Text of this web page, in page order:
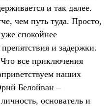
и так далее.
чем путь туда. Просто,
спокойнее
и задержки.
все приключения
наших
Белойван –
основатель и